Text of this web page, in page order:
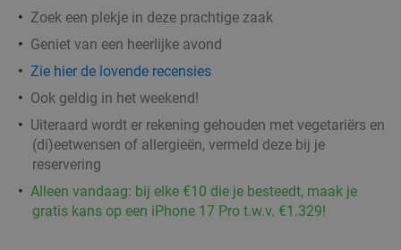
Zoek een plekje in deze prachtige zaak
Geniet van een heerlijke avond
Zie hier de lovende recensies
Ook geldig in het weekend!
Uiteraard wordt er rekening gehouden met vegetariërs en
(di)eetwensen of allergieën, vermeld deze bij je
reservering
Alleen vandaag: bij elke €10 die je besteedt, maak je
gratis kans op een iPhone 17 Pro t.w.v. €1.329!